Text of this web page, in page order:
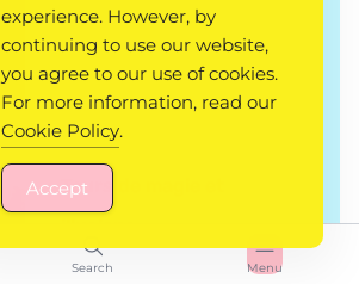
Search Menu
Tours de magie et
experience. However, by
continuing to use our website,
you agree to our use of cookies.
For more information, read our
Cookie Policy.
Accept